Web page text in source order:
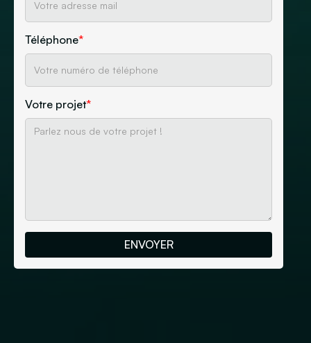
Téléphone*
Votre projet*